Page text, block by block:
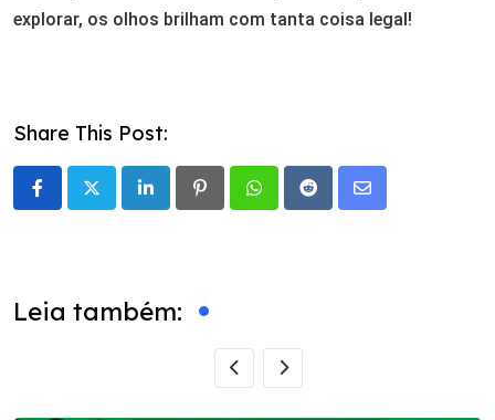
explorar, os olhos brilham com tanta coisa legal!
Share This Post:
LinkedIn PinterestWhatsappRedditShare
Leia também: